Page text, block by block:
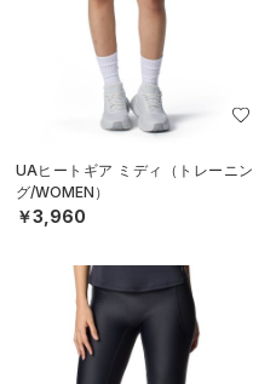
UAヒートギア ミディ（トレーニン
グ/WOMEN）
￥3,960